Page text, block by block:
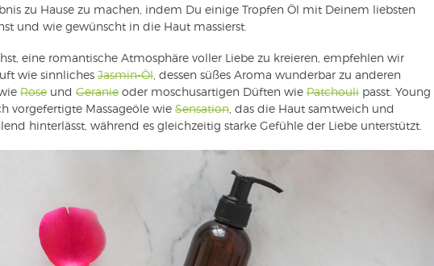
zu Hause zu machen, indem Du einige Tropfen Öl mit Deinem liebsten
und wie gewünscht in die Haut massierst.
eine romantische Atmosphäre voller Liebe zu kreieren, empfehlen wir
wie sinnliches Jasmin-Öl , dessen süßes Aroma wunderbar zu anderen
Rose und Geranie oder moschusartigen Düften wie Patchouli passt. Young
vorgefertigte Massageöle wie Sensation , das die Haut samtweich und
hinterlässt, während es gleichzeitig starke Gefühle der Liebe unterstützt.